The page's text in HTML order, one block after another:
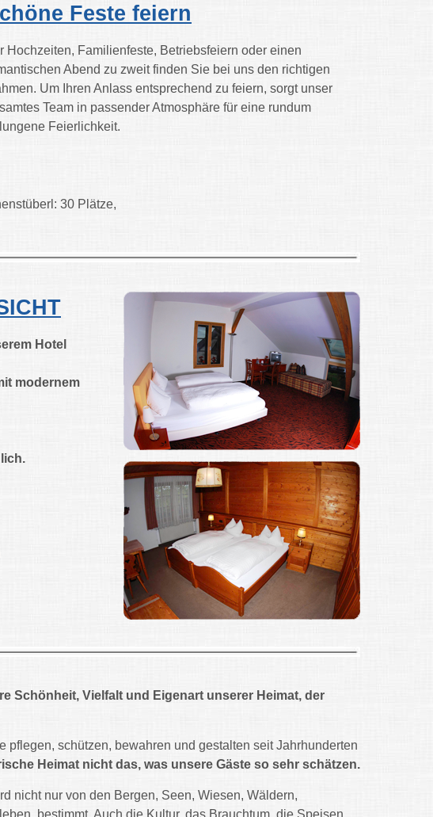
Feste feiern
Hochzeiten, Familienfeste, Betriebsfeiern oder einen
Abend zu zweit finden Sie bei uns den richtigen
Um Ihren Anlass entsprechend zu feiern, sorgt unser
Team in passender Atmosphäre für eine rundum
Feierlichkeit.
30 Plätze,
Hotel
modernem
Schönheit, Vielfalt und Eigenart unserer Heimat, der
schützen, bewahren und gestalten seit Jahrhunderten
Heimat nicht das, was unsere Gäste so sehr schätzen.
nicht nur von den Bergen, Seen, Wiesen, Wäldern,
bestimmt. Auch die Kultur, das Brauchtum, die Speisen